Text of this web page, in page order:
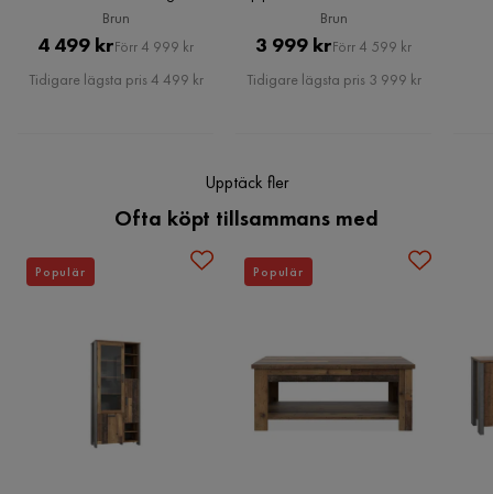
Färgnamn
Stil Industriell,Rustik
Översatt från norska
5 år sedan
Magdalena L
Kicki H
5 år sedan
Brun
Brun
Pris
4 499 krOriginal
Pris
Förr 4 999 kr
Tidigare lägsta pris 4 499 kr
Trä, Brun
Brun
Pris
3 999 krOriginal
Pris
Förr 4 599 kr
Tidigare lägsta pris 3 999 kr
Upptäck fler
Ofta köpt tillsammans med
Populär Populär